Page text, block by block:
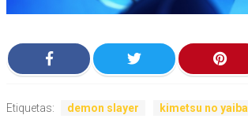
Etiquetas: demon slayer kimetsu no yaiba